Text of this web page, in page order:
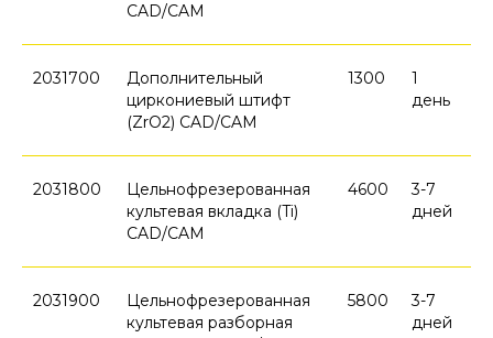
CAD/CAM
2031700
Дополнительный
циркониевый штифт
(ZrO2) CAD/CAM
1300
1
день
2031800
Цельнофрезерованная
культевая вкладка (Ti)
CAD/CAM
4600
3-7
дней
2031900
Цельнофрезерованная
культевая разборная
5800
3-7
дней